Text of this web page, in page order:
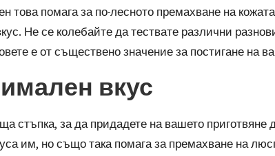
това помага за по-лесното премахване на
Не се колебайте да тествате различни
е от съществено значение за постигане на
вкус
стъпка, за да придадете на вашето приготвяне
им, но също така помага за премахване на